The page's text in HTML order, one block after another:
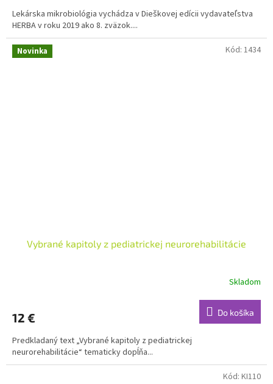
z
5
hviezdičiek.
Lekárska mikrobiológia vychádza v Dieškovej edícii vydavateľstva
HERBA v roku 2019 ako 8. zväzok....
Novinka
Vybrané kapitoly z pediatrickej neurorehabilitácie
Skladom
12 € Do košíka
Predkladaný text „Vybrané kapitoly z pediatrickej
neurorehabilitácie“ tematicky dopĺňa...
Kód: 1434
Kód: KI110